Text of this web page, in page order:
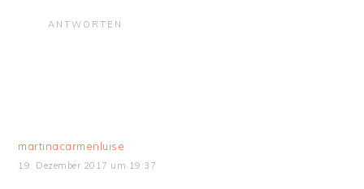
ANTWORTEN
martinacarmenluise
19. Dezember 2017 um 19:37